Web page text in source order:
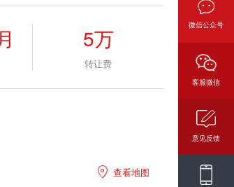
5万
转让费
 查看地图
微信公众号
客服微信
意见反馈